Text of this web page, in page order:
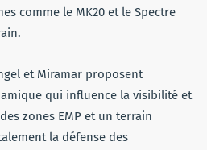
comme le MK20 et le Spectre
et Miramar proposent
qui influence la visibilité et
zones EMP et un terrain
la défense des